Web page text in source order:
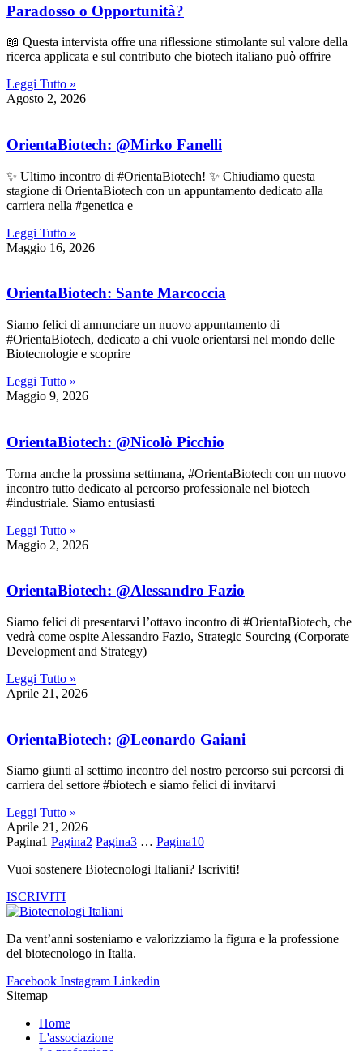
Paradosso o Opportunità?
📖 Questa intervista offre una riflessione stimolante sul valore della
ricerca applicata e sul contributo che biotech italiano può offrire
Leggi Tutto »
Agosto 2, 2026
OrientaBiotech: @Mirko Fanelli
✨ Ultimo incontro di #OrientaBiotech! ✨ Chiudiamo questa
stagione di OrientaBiotech con un appuntamento dedicato alla
carriera nella #genetica e
Leggi Tutto »
Maggio 16, 2026
OrientaBiotech: Sante Marcoccia
Siamo felici di annunciare un nuovo appuntamento di
#OrientaBiotech, dedicato a chi vuole orientarsi nel mondo delle
Biotecnologie e scoprire
Leggi Tutto »
Maggio 9, 2026
OrientaBiotech: @Nicolò Picchio
Torna anche la prossima settimana, #OrientaBiotech con un nuovo
incontro tutto dedicato al percorso professionale nel biotech
#industriale. Siamo entusiasti
Leggi Tutto »
Maggio 2, 2026
OrientaBiotech: @Alessandro Fazio
Siamo felici di presentarvi l’ottavo incontro di #OrientaBiotech, che
vedrà come ospite Alessandro Fazio, Strategic Sourcing (Corporate
Development and Strategy)
Leggi Tutto »
Aprile 21, 2026
OrientaBiotech: @Leonardo Gaiani
Siamo giunti al settimo incontro del nostro percorso sui percorsi di
carriera del settore #biotech e siamo felici di invitarvi
Leggi Tutto »
Aprile 21, 2026
Pagina1 Pagina2 Pagina3 … Pagina10
Vuoi sostenere Biotecnologi Italiani? Iscriviti!
ISCRIVITI
Da vent’anni sosteniamo e valorizziamo la figura e la professione
del biotecnologo in Italia.
Facebook Instagram Linkedin
Sitemap
Home
L'associazione